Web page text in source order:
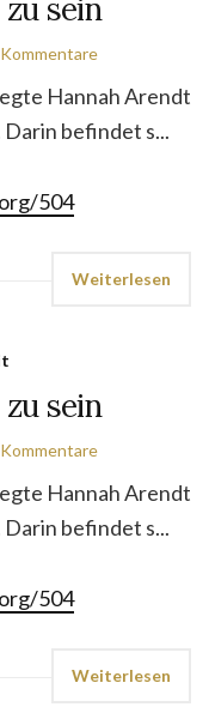
sein
Hannah Arendt
befindet s...
504
Weiterlesen
sein
Hannah Arendt
befindet s...
504
Weiterlesen